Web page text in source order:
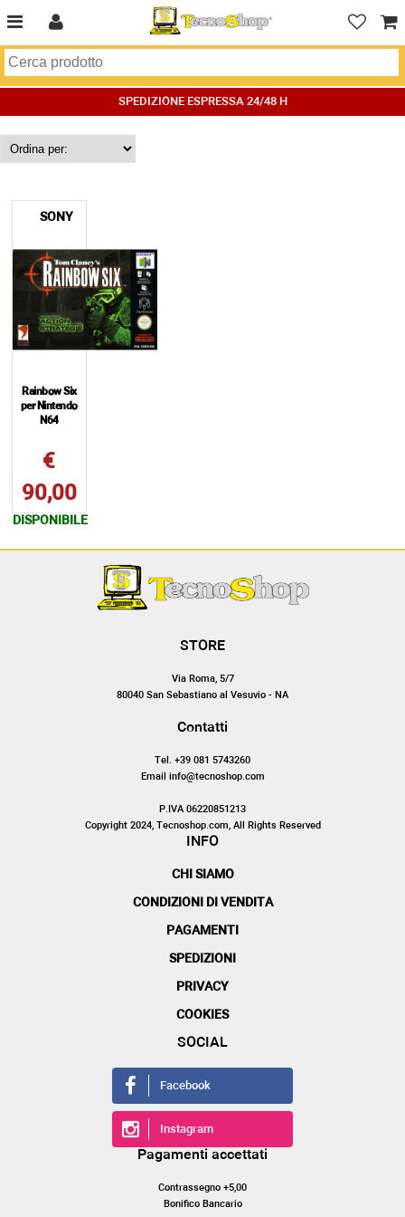
SPEDIZIONE ESPRESSA 24/48 H
SONY
Rainbow Six
per Nintendo
N64
€
90,00
DISPONIBILE
STORE
Via Roma, 5/7
80040 San Sebastiano al Vesuvio - NA
Contatti
Tel. +39 081 5743260
Email info@tecnoshop.com
P.IVA 06220851213
Copyright 2024, Tecnoshop.com, All Rights Reserved
INFO
CHI SIAMO
CONDIZIONI DI VENDITA
PAGAMENTI
SPEDIZIONI
PRIVACY
COOKIES
SOCIAL
Facebook
Instagram
Pagamenti accettati
Contrassegno +5,00
Bonifico Bancario